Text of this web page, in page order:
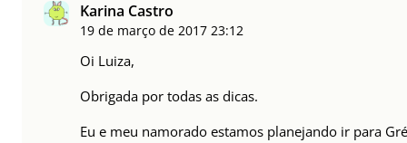
Karina Castro
19 de março de 2017 23:12
Oi Luiza,
Obrigada por todas as dicas.
Eu e meu namorado estamos planejando ir para